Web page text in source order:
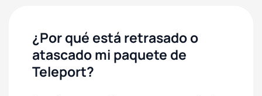
¿Por qué está retrasado o
atascado mi paquete de
Teleport?